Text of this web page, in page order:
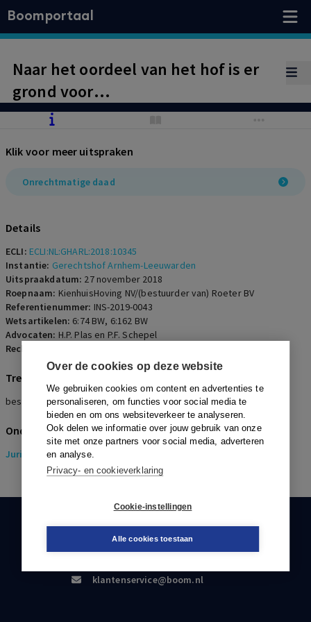
Over de cookies op deze website
We gebruiken cookies om content en advertenties te
personaliseren, om functies voor social media te
bieden en om ons websiteverkeer te analyseren.
Ook delen we informatie over jouw gebruik van onze
site met onze partners voor social media, adverteren
en analyse.
Privacy- en cookieverklaring
Cookie-instellingen
Alle cookies toestaan
Boomportaal
Naar het oordeel van het hof is er
grond voor
bestuurdersaansprakelijkheid
betalingstoezeggingen in privé
teneinde een voorlopig
drukken, al die tijd in de
wetenschap dat de vennootschap
haar verplichtingen niet na zal
kunnen komen.
Klik voor meer uitspraken
Onrechtmatige daad
Details
ECLI: ECLI:NL:GHARL:2018:10345
Instantie: Gerechtshof Arnhem-Leeuwarden
Uitspraakdatum: 27 november 2018
Roepnaam: KienhuisHoving NV/(bestuurder van) Roeter BV
Referentienummer: INS-2019-0043
Wetsartikelen: 6:74 BW, 6:162 BW
Advocaten: H.P. Plas en P.F. Schepel
Rechters:
Trefwoorden
bestuurdersaansprakelijkheid
Onderwerpen
Juridisch> Insolventierecht
KLANTENSERVICE
088-0301000
klantenservice@boom.nl